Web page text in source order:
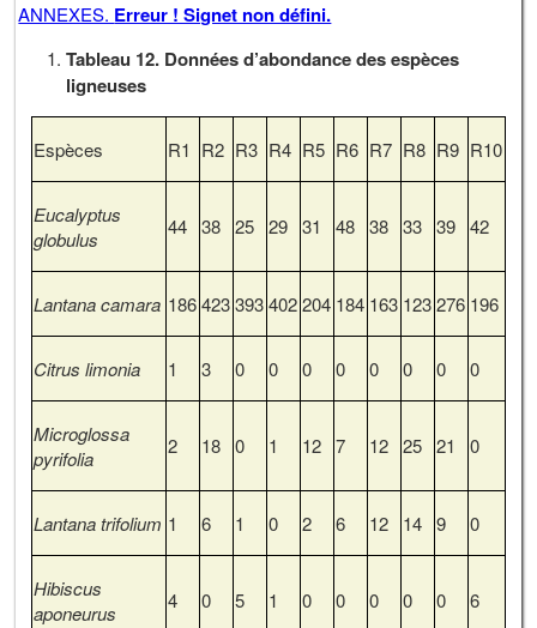
ANNEXES. Erreur ! Signet non défini.
Tableau 12. Données d’abondance des espèces
ligneuses
Espèces R1 R2 R3 R4 R5 R6 R7 R8 R9 R10
Eucalyptus
globulus
44 38 25 29 31 48 38 33 39 42
Lantana camara 186423393402204 184 163 123276 196
Citrus limonia 1 3 0 0 0 0 0 0 0 0
Microglossa
pyrifolia
2 18 0 1 12 7 12 25 21 0
Lantana trifolium 1 6 1 0 2 6 12 14 9 0
Hibiscus
aponeurus
4 0 5 1 0 0 0 0 0 6